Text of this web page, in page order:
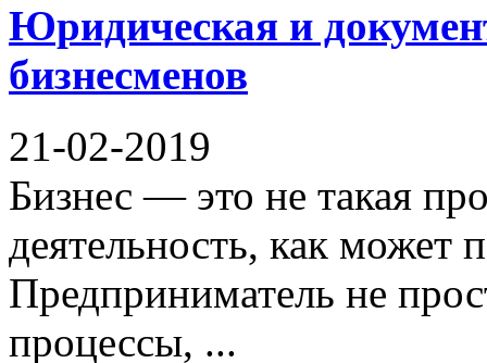
Юридическая и
бизнесменов
21-02-2019
Бизнес — это не такая
деятельность, как может
Предприниматель не
процессы, ...